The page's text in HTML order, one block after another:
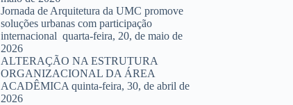
Jornada de Arquitetura da UMC promove
soluções urbanas com participação
internacional quarta-feira, 20, de maio de
2026
ALTERAÇÃO NA ESTRUTURA
ORGANIZACIONAL DA ÁREA
ACADÊMICA quinta-feira, 30, de abril de
2026